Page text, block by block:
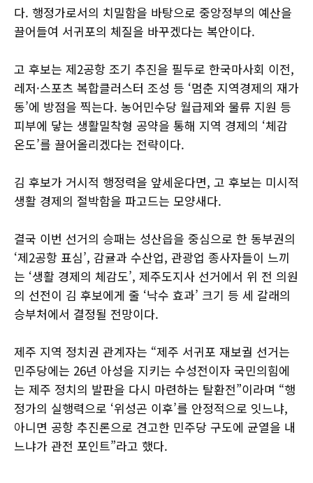
다. 행정가로서의 치밀함을 바탕으로 중앙정부의 예산을
끌어들여 서귀포의 체질을 바꾸겠다는 복안이다.
고 후보는 제2공항 조기 추진을 필두로 한국마사회 이전,
레저·스포츠 복합클러스터 조성 등 ‘멈춘 지역경제의 재가
동’에 방점을 찍는다. 농어민수당 월급제와 물류 지원 등
피부에 닿는 생활밀착형 공약을 통해 지역 경제의 ‘체감
온도’를 끌어올리겠다는 전략이다.
김 후보가 거시적 행정력을 앞세운다면, 고 후보는 미시적
생활 경제의 절박함을 파고드는 모양새다.
결국 이번 선거의 승패는 성산읍을 중심으로 한 동부권의
‘제2공항 표심’, 감귤과 수산업, 관광업 종사자들이 느끼
는 ‘생활 경제의 체감도’, 제주도지사 선거에서 위 전 의원
의 선전이 김 후보에게 줄 ‘낙수 효과’ 크기 등 세 갈래의
승부처에서 결정될 전망이다.
제주 지역 정치권 관계자는 “제주 서귀포 재보궐 선거는
민주당에는 26년 아성을 지키는 수성전이자 국민의힘에
는 제주 정치의 발판을 다시 마련하는 탈환전”이라며 “행
정가의 실행력으로 ‘위성곤 이후’를 안정적으로 잇느냐,
아니면 공항 추진론으로 견고한 민주당 구도에 균열을 내
느냐가 관전 포인트”라고 했다.